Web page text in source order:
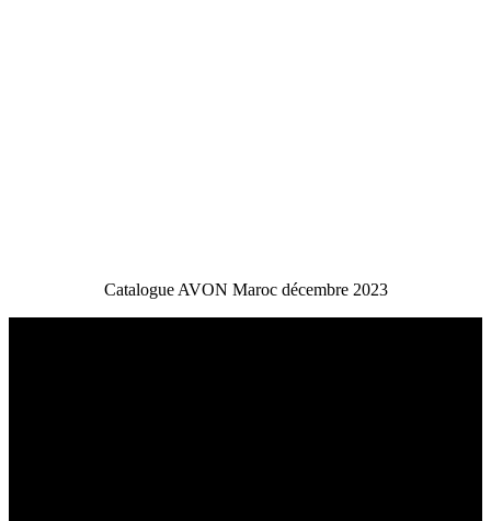
Catalogue AVON Maroc décembre 2023